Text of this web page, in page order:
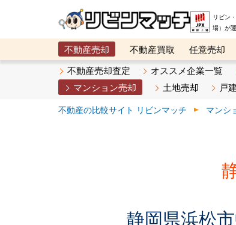
リビン
場）が
不動産売却 不動産買取 任意売却
メタ住宅展示場
ベスト不動産カンパニー
不動産売却査定 オススメ企業一覧
マンション売却
土地売却 戸
不動産の比較サイト リビンマッチ マンシ
静岡県浜松